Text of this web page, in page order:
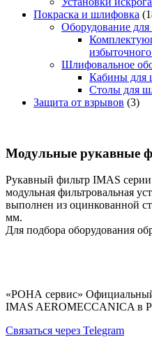
Покраска и шлифовка
Оборудование для
Шлифовальное
Кабины для
Столы для
Защита от взрывов (3)
Модульные
Рукавный фильтр IMAS
модульная фильтровальная
выполнен из оцинкованной
мм.
Для подбора оборудования
«РОНА сервис»
IMAS AEROMECCANICA в
Связаться через Telegram